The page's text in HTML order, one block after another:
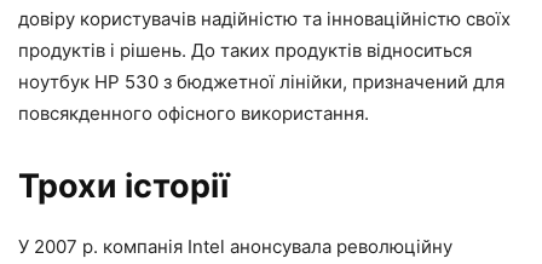
довіру користувачів надійністю та інноваційністю своїх
продуктів і рішень. До таких продуктів відноситься
ноутбук HP 530 з бюджетної лінійки, призначений для
повсякденного офісного використання.
Трохи історії
У 2007 р. компанія Intel анонсувала революційну